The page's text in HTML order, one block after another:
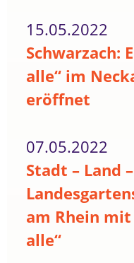
15.05.2022
Schwarzach:
alle“ im
eröffnet
07.05.2022
Stadt – Land
am Rhein
alle“